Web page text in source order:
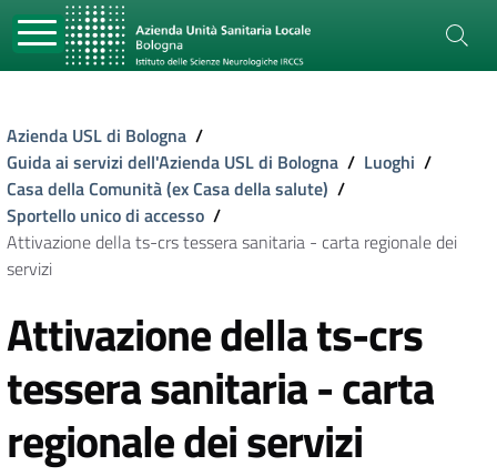
Azienda USL di Bologna /
Guida ai servizi dell'Azienda USL di Bologna / Luoghi /
Casa della Comunità (ex Casa della salute) /
Sportello unico di accesso /
Attivazione della ts-crs tessera sanitaria - carta regionale dei
servizi
Attivazione della ts-crs
tessera sanitaria - carta
regionale dei servizi